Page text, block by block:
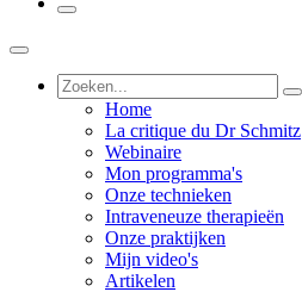
Home
La critique du Dr Schmitz
Webinaire
Mon programma's
Onze technieken
Intraveneuze therapieën
Onze praktijken
Mijn video's
Artikelen